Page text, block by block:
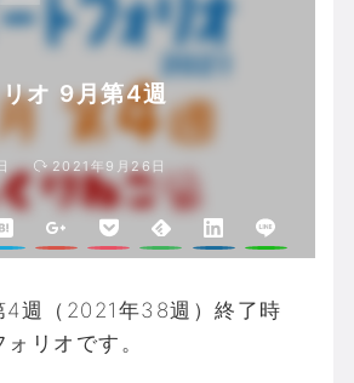
オ 9月第4週
2021年9月26日
4週（2021年38週）終了時
リオです。